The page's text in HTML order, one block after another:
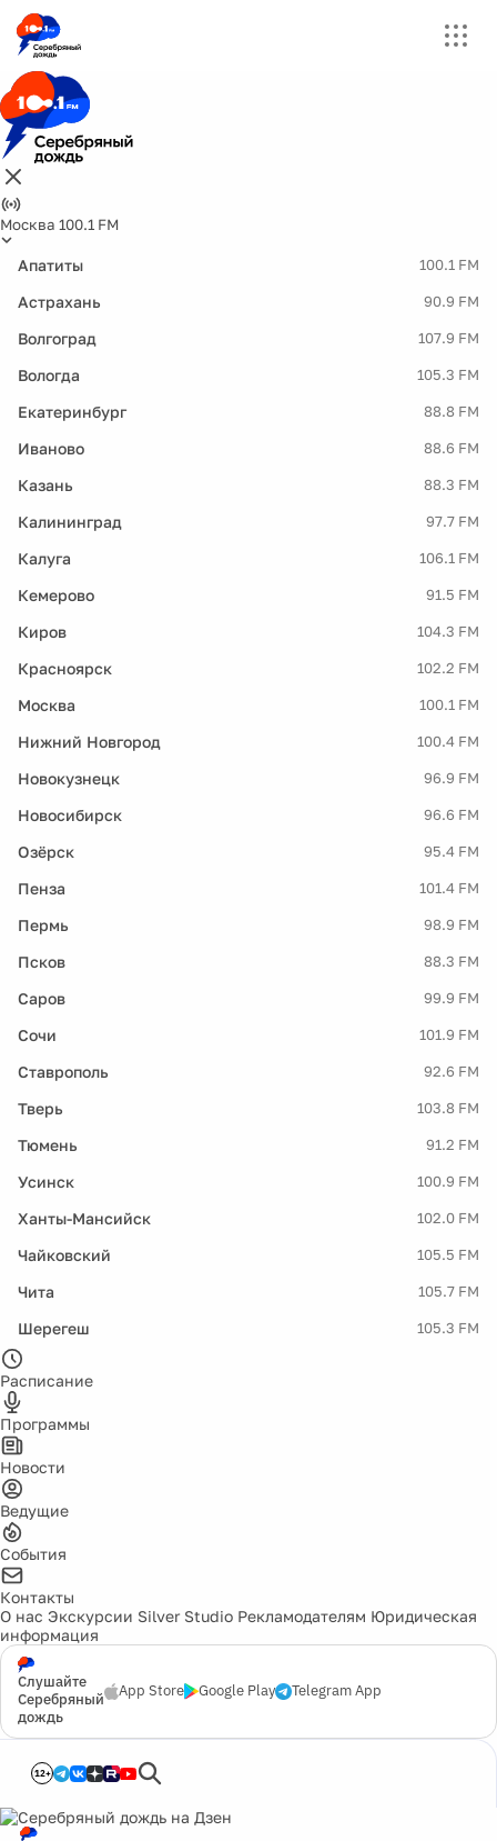
Москва 100.1 FM
Апатиты 100.1 FM
Астрахань 90.9 FM
Волгоград 107.9 FM
Вологда 105.3 FM
Екатеринбург 88.8 FM
Иваново 88.6 FM
Казань 88.3 FM
Калининград 97.7 FM
Калуга 106.1 FM
Кемерово 91.5 FM
Киров 104.3 FM
Красноярск 102.2 FM
Москва 100.1 FM
Нижний Новгород 100.4 FM
Новокузнецк 96.9 FM
Новосибирск 96.6 FM
Озёрск 95.4 FM
Пенза 101.4 FM
Пермь 98.9 FM
Псков 88.3 FM
Саров 99.9 FM
Сочи 101.9 FM
Ставрополь 92.6 FM
Тверь 103.8 FM
Тюмень 91.2 FM
Усинск 100.9 FM
Ханты-Мансийск 102.0 FM
Чайковский 105.5 FM
Чита 105.7 FM
Шерегеш 105.3 FM
Расписание
Программы
Новости
Ведущие
События
Контакты
О нас Экскурсии Silver Studio Рекламодателям Юридическая
информация
Слушайте
Серебряный
дождь
App Store Google Play Telegram App
12+